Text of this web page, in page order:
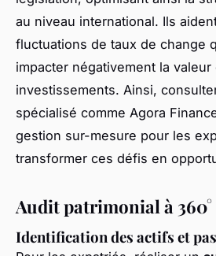
au niveau international. Ils
fluctuations de taux de change
impacter négativement la valeur
investissements. Ainsi,
spécialisé comme Agora
gestion sur-mesure pour les
transformer ces défis en
Audit patrimonial à 360°
Identification des actifs et